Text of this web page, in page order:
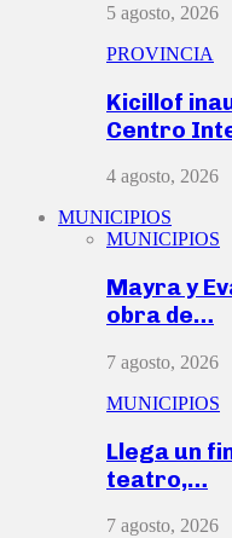
5 agosto, 2026
PROVINCIA
Kicillof
Centro
4 agosto, 2026
MUNICIPIOS
MUNICIPIOS
Mayra y
obra de…
7 agosto, 2026
MUNICIPIOS
Llega un
teatro,…
7 agosto, 2026